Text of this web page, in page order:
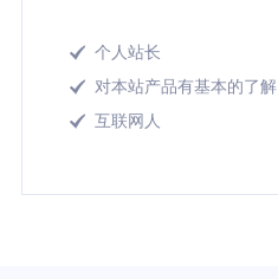
 个人站长
 对本站产品有基本的了解
 互联网人